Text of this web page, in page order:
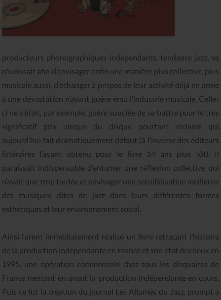
producteurs phonographiques indépendants, tendance jazz, se
réunissait afin d’envisager enfin une manière plus collective, plus
musicale aussi, d’échanger à propos de leur activité déjà en proie
à une dévastation n’ayant guère ému l’industrie musicale. Celle-
ci ne s’était, par exemple, guère souciée de se battre pour le très
significatif prix unique du disque pourtant réclamé qui
aujourd’hui fait dramatiquement défaut (à l’inverse des éditeurs
littéraires l’ayant obtenu pour le livre 14 ans plus tôt). Il
paraissait indispensable d’entamer une réflexion collective qui
n’avait que trop tardée et envisager une sensibilisation meilleure
des musiques dites de jazz dans leurs différentes formes
esthétiques et leur environnement social.
Ainsi furent immédiatement réalisé un livre retraçant l’histoire
de la production indépendante en France et son état des lieux en
1995, une opération commerciale chez tous les disquaires de
France mettant en avant la production indépendante en cours.
Puis ce fut la création du journal Les Allumés du Jazz, prompt à